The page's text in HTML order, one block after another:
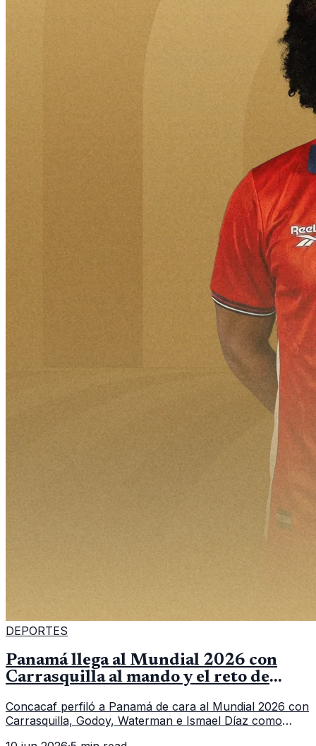
DEPORTES
Panamá llega al Mundial 2026 con
Carrasquilla al mando y el reto de
Concacaf perfiló a Panamá de cara al Mundial 2026 con
Carrasquilla, Godoy, Waterman e Ismael Díaz como